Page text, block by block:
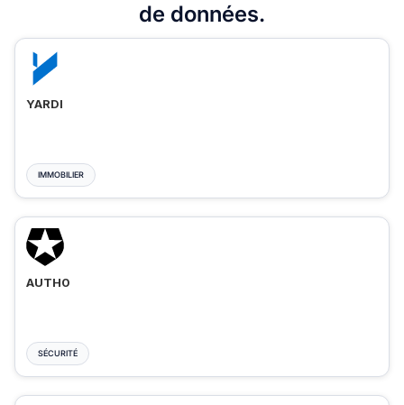
de données.
YARDI
IMMOBILIER
AUTH0
SÉCURITÉ